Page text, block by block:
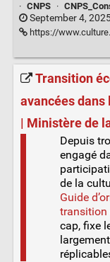
· CNPS ·
September 4,
https://www.culture.gouv.fr/fr/thematiques/
Transition
avancées
| Ministère de
Depuis
engagé
de la
Guide
transition
cap, fixe